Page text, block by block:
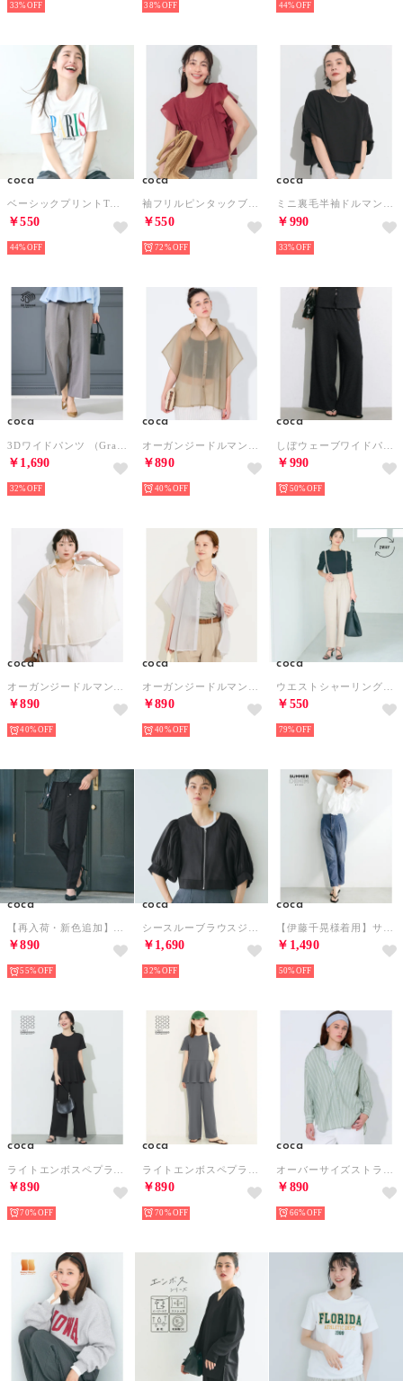
33% 38% 44%
coca
ベーシックプリントTシャツ （F）
￥550
44%
coca
袖フリルピンタックブラウス （Red）
￥550
72%
coca
ミニ裏毛半袖ドルマンクロップドトップス （Charcoal）
￥990
33%
coca
￥1,690
32%
coca
￥890
40%
coca
￥990
50%
coca
￥890
40%
coca
￥890
40%
coca
￥550
79%
coca
￥890
55%
coca
￥1,690
32%
coca
￥1,490
50%
coca
￥890
70%
coca
￥890
70%
coca
￥890
66%